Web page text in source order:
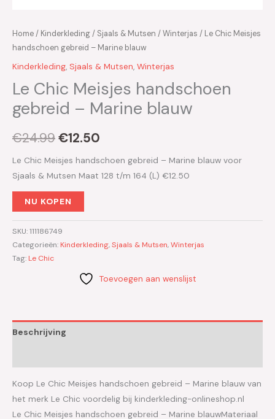
Home/ Kinderkleding/ Sjaals & Mutsen /Winterjas / Le Chic Meisjes
handschoen gebreid – Marine blauw
Kinderkleding, Sjaals & Mutsen, Winterjas
Le Chic Meisjes handschoen
gebreid – Marine blauw
€24.99€12.50
Le Chic Meisjes handschoen gebreid – Marine blauw voor
Sjaals & Mutsen Maat 128 t/m 164 (L) €12.50
NU KOPEN
SKU:111186749
Categorieën: Kinderkleding,Sjaals & Mutsen,Winterjas
Tag: Le Chic
Toevoegen aan wenslijst
Beschrijving
Koop Le Chic Meisjes handschoen gebreid – Marine blauw van
het merk Le Chic voordelig bij kinderkleding-onlineshop.nl
Le Chic Meisjes handschoen gebreid – Marine blauwMateriaal